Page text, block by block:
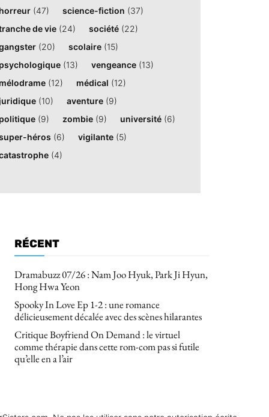
(47) science-fiction (37)
de vie (24) société (22)
(20) scolaire (15)
(13) vengeance (13)
(12) médical (12)
(10) aventure (9)
(9) zombie (9) université (6)
héros (6) vigilante (5)
(4)
RÉCENT
Dramabuzz 07/26 : Nam Joo Hyuk, Park Ji Hyun,
Hong Hwa Yeon
Spooky In Love Ep 1-2 : une romance
délicieusement décalée avec des scènes hilarantes
Critique Boyfriend On Demand : le virtuel
comme thérapie dans cette rom-com pas si futile
qu’elle en a l’air